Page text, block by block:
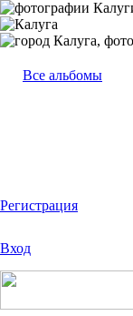
Все альбомы
Регистрация
Вход